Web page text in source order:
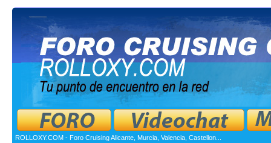
ROLLOXY.COM - Foro Cruising Alicante, Murcia, Valencia, Castellon...